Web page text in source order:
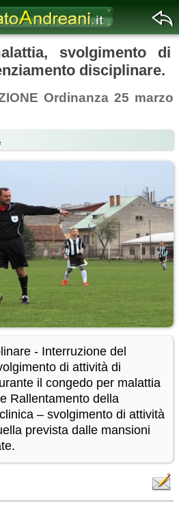
svolgimento di
disciplinare.
Ordinanza 25 marzo
- Interruzione del
di attività di
il congedo per malattia
Rallentamento della
– svolgimento di attività
prevista dalle mansioni